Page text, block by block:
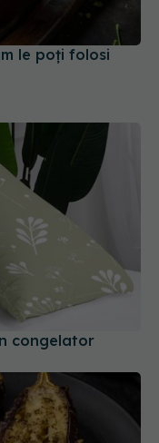
le poți folosi
congelator